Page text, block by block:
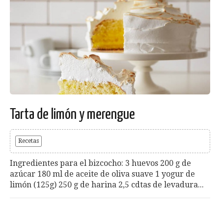
Tarta de limón y merengue
Recetas
Ingredientes para el bizcocho: 3 huevos 200 g de
azúcar 180 ml de aceite de oliva suave 1 yogur de
limón (125g) 250 g de harina 2,5 cdtas de levadura...